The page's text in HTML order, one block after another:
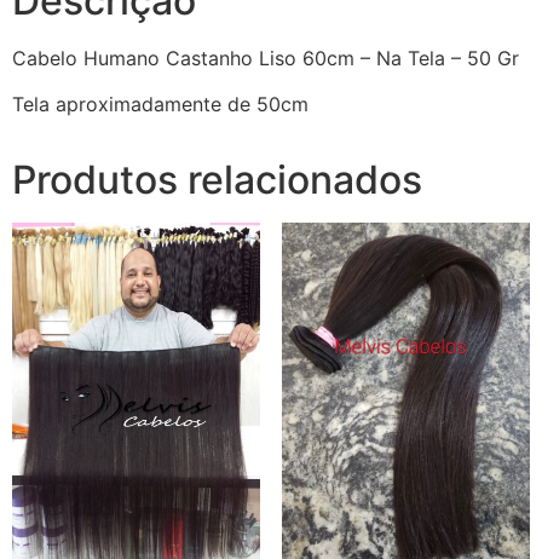
Cabelo Humano Castanho Liso 60cm – Na Tela – 50 Gr
Tela aproximadamente de 50cm
Produtos relacionados